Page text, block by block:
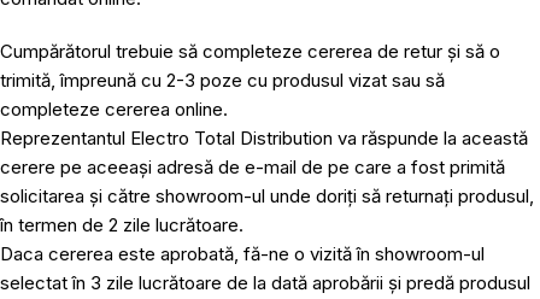
Cumpărătorul trebuie să completeze cererea de retur și să o
trimită, împreună cu 2-3 poze cu produsul vizat sau să
completeze cererea online.
Reprezentantul Electro Total Distribution va răspunde la această
cerere pe aceeași adresă de e-mail de pe care a fost primită
solicitarea și către showroom-ul unde doriți să returnați produsul,
în termen de 2 zile lucrătoare.
Daca cererea este aprobată, fă-ne o vizită în showroom-ul
selectat în 3 zile lucrătoare de la dată aprobării și predă produsul